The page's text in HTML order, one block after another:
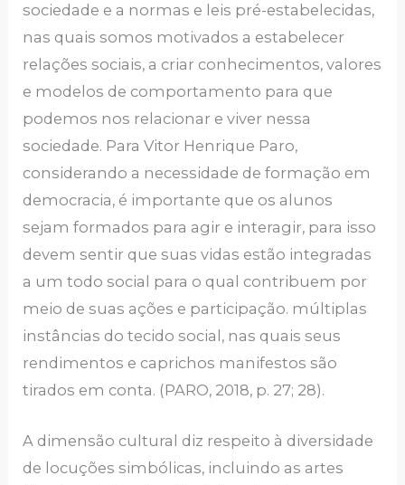
sociedade e a normas e leis pré-estabelecidas,
nas quais somos motivados a estabelecer
relações sociais, a criar conhecimentos, valores
e modelos de comportamento para que
podemos nos relacionar e viver nessa
sociedade. Para Vitor Henrique Paro,
considerando a necessidade de formação em
democracia, é importante que os alunos
sejam formados para agir e interagir, para isso
devem sentir que suas vidas estão integradas
a um todo social para o qual contribuem por
meio de suas ações e participação. múltiplas
instâncias do tecido social, nas quais seus
rendimentos e caprichos manifestos são
tirados em conta. (PARO, 2018, p. 27; 28).
A dimensão cultural diz respeito à diversidade
de locuções simbólicas, incluindo as artes